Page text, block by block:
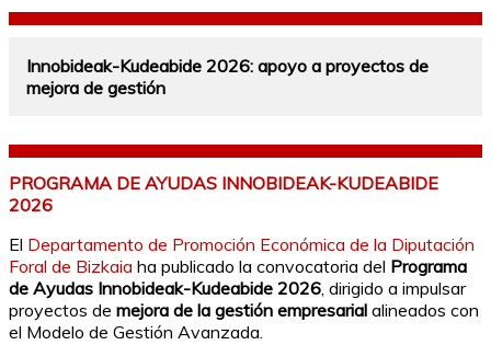
Innobideak-Kudeabide 2026: apoyo a proyectos de
mejora de gestión
PROGRAMA DE AYUDAS INNOBIDEAK-KUDEABIDE
2026
El Departamento de Promoción Económica de la Diputación
Foral de Bizkaia ha publicado la convocatoria del Programa
de Ayudas Innobideak-Kudeabide 2026, dirigido a impulsar
proyectos de mejora de la gestión empresarial alineados con
el Modelo de Gestión Avanzada.